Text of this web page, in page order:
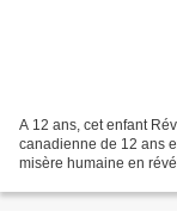
A 12 ans, cet enfant
canadienne de 12 ans
misère humaine en